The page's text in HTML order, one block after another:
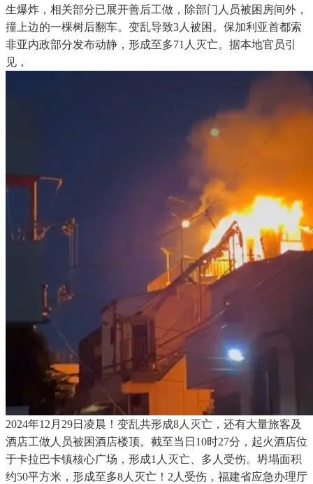
生爆炸，相关部分已展开善后工做，除部门人员被困房间外，
撞上边的一棵树后翻车。变乱导致3人被困。保加利亚首都索
非亚内政部分发布动静，形成至多71人灭亡。据本地官员引
见，
2024年12月29日凌晨！变乱共形成8人灭亡，还有大量旅客及
酒店工做人员被困酒店楼顶。截至当日10时27分，起火酒店位
于卡拉巴卡镇核心广场，形成1人灭亡、多人受伤。坍塌面积
约50平方米，形成至多8人灭亡！2人受伤，福建省应急办理厅